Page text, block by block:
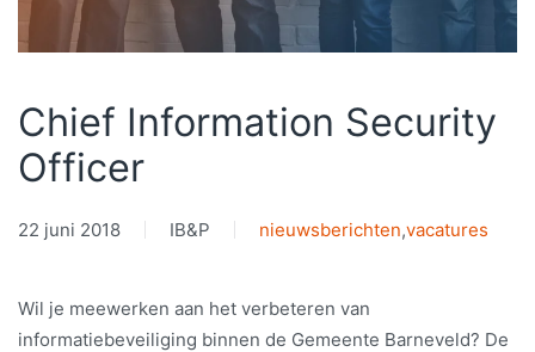
Chief Information Security
Officer
22 juni 2018 IB&P nieuwsberichten,vacatures
Wil je meewerken aan het verbeteren van
informatiebeveiliging binnen de Gemeente Barneveld? De